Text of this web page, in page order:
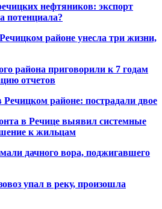
нефтяников: экспорт
потенциала?
районе унесла три жизни,
района приговорили к 7 годам
отчетов
районе: пострадали двое
в Речице выявил системные
к жильцам
дачного вора, поджигавшего
упал в реку, произошла